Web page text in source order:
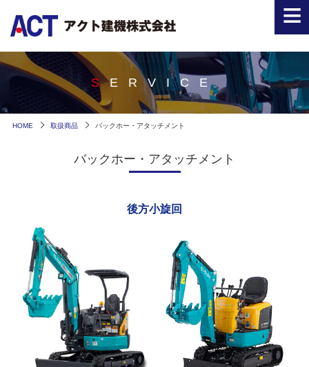
SERVICE
HOME 取扱商品 バックホー・アタッチメント
バックホー・アタッチメント
後方小旋回
≡